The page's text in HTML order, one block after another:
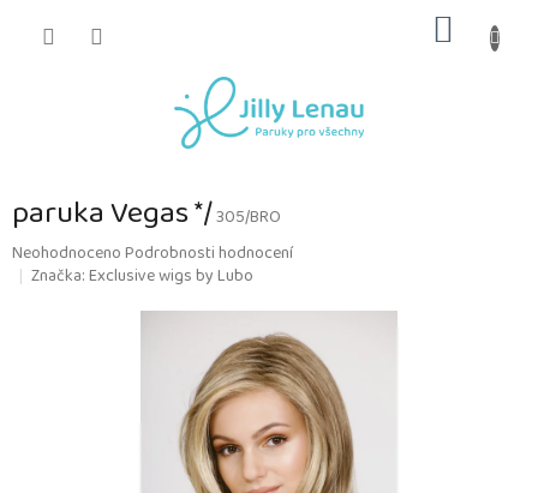
KOŠÍK
paruka Vegas */305/BRO
Průměrné
hodnocení
NeohodnocenoPodrobnosti hodnocení
Značka:Exclusive wigs by Lubo